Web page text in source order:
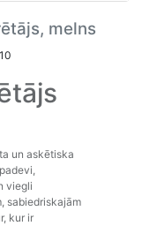
melns
un askētiska
viegli
sabiedriskajām
kur ir